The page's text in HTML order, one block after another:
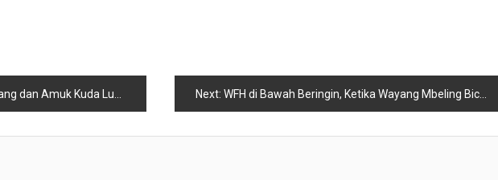
dan Amuk Kuda Lumping Next: WFH di Bawah Beringin, Ketika Wayang Mbeling Bicara Geopolitik dan Tagihan Listrik